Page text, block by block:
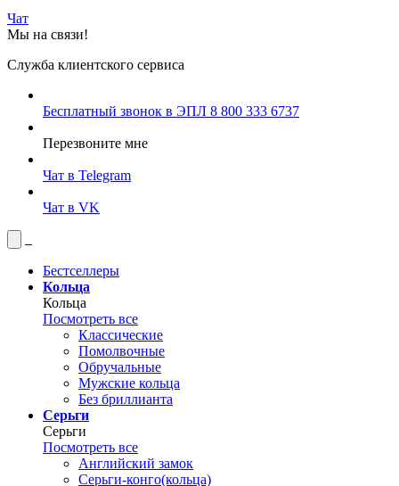
Чат
Мы на связи!
Служба клиентского сервиса
Бесплатный звонок в ЭПЛ 8 800 333 6737
Перезвоните мне
Чат в Telegram
Чат в VK
Бестселлеры
Кольца
Кольца
Посмотреть все
Классические
Помолвочные
Обручальные
Мужские кольца
Без бриллианта
Серьги
Серьги
Посмотреть все
Английский замок
Серьги-конго(кольца)